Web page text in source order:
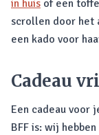
in huis of een
scrollen door het
een kado voor
Cadeau
Een cadeau voor
BFF is: wij